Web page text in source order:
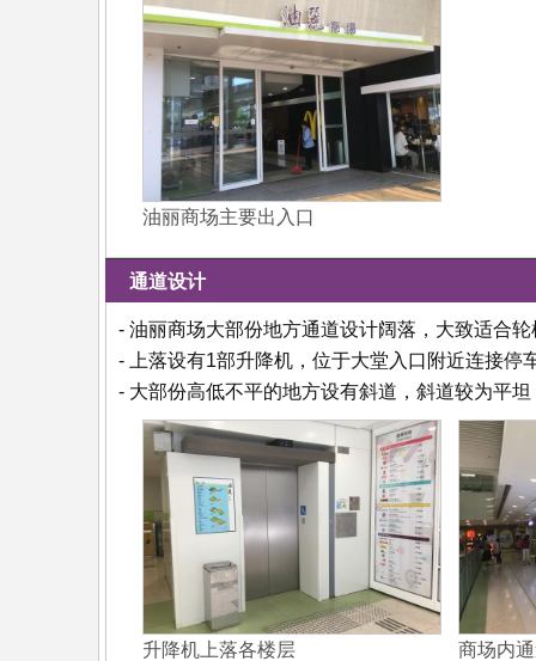
油丽商场主要出入口
通道设计
- 油丽商场大部份地方通道设计阔落，大致适合
- 上落设有1部升降机，位于大堂入口附近连接停
- 大部份高低不平的地方设有斜道，斜道较为平
升降机上落各楼层 商场内